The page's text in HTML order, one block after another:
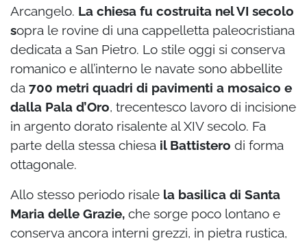
Arcangelo. La chiesa fu costruita nel VI secolo
sopra le rovine di una cappelletta paleocristiana
dedicata a San Pietro. Lo stile oggi si conserva
romanico e all’interno le navate sono abbellite
da 700 metri quadri di pavimenti a mosaico e
dalla Pala d’Oro, trecentesco lavoro di incisione
in argento dorato risalente al XIV secolo. Fa
parte della stessa chiesa il Battistero di forma
ottagonale.
Allo stesso periodo risale la basilica di Santa
Maria delle Grazie, che sorge poco lontano e
conserva ancora interni grezzi, in pietra rustica,